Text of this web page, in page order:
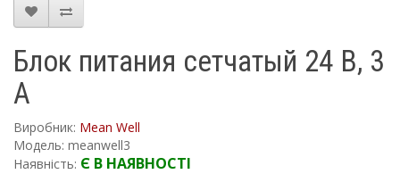
Блок питания сетчатый 24 В, 3
А
Виробник: Mean Well
Модель: meanwell3
Наявність: Є В НАЯВНОСТІ